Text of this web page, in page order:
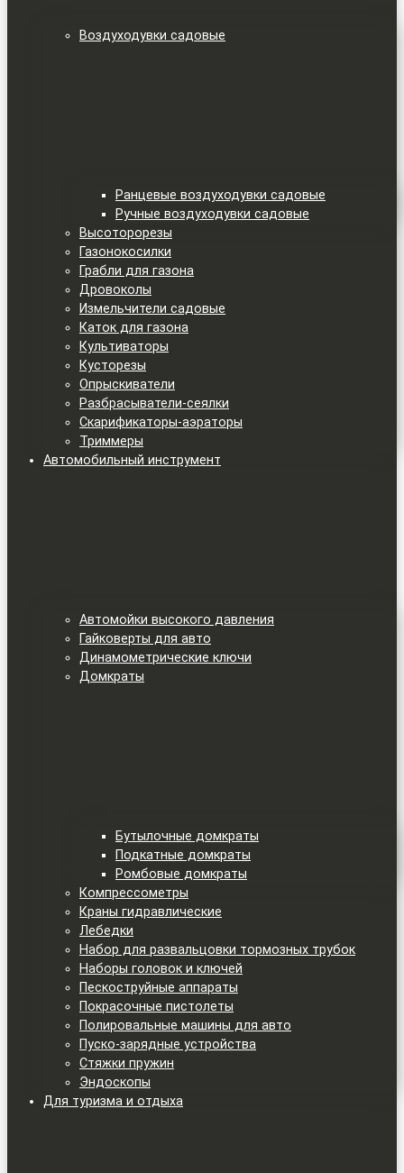
Воздуходувки садовые
Ранцевые воздуходувки садовые
Ручные воздуходувки садовые
Высоторорезы
Газонокосилки
Грабли для газона
Дровоколы
Измельчители садовые
Каток для газона
Культиваторы
Кусторезы
Опрыскиватели
Разбрасыватели-сеялки
Скарификаторы-аэраторы
Триммеры
Автомобильный инструмент
Автомойки высокого давления
Гайковерты для авто
Динамометрические ключи
Домкраты
Бутылочные домкраты
Подкатные домкраты
Ромбовые домкраты
Компрессометры
Краны гидравлические
Лебедки
Набор для развальцовки тормозных трубок
Наборы головок и ключей
Пескоструйные аппараты
Покрасочные пистолеты
Полировальные машины для авто
Пуско-зарядные устройства
Стяжки пружин
Эндоскопы
Для туризма и отдыха